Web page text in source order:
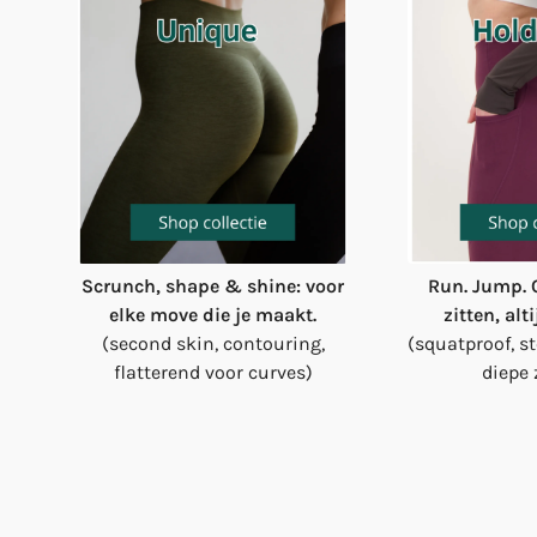
Scrunch, shape & shine: voor
elke move die je maakt.
(second skin, contouring,
flatterend voor curves)
Run.
zitten,
(squatproof,
diepe